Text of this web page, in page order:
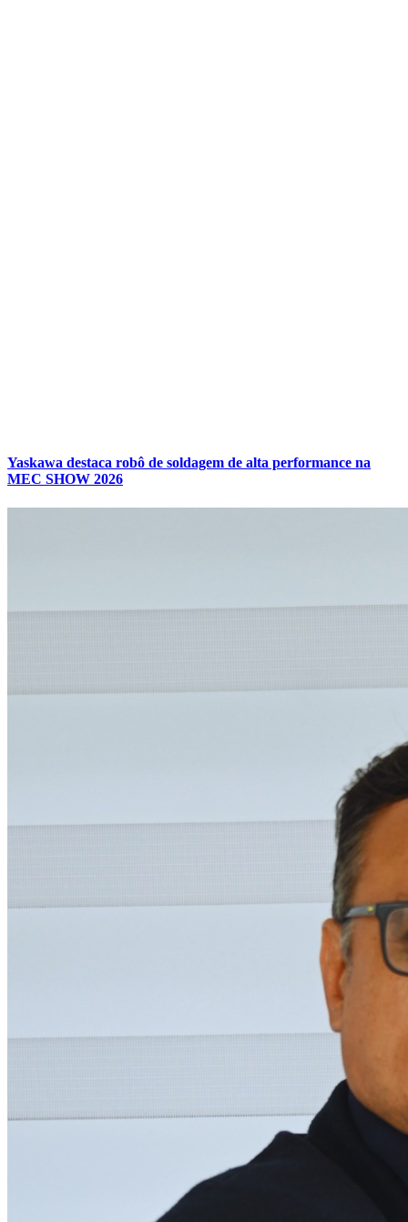
Yaskawa destaca robô de soldagem de alta performance na
MEC SHOW 2026